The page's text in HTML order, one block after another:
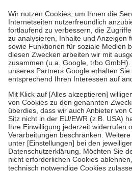
höchstens zehn Euro.
Es sind jedoch
Kosten der Leistung zu entrichten.
Diese Regeln gelten grundsätzlich
Bei Heilmitteln und häuslicher
Zuzahlung zehn Prozent der Kosten
Verordnung.
Um das Engagement der Versicherten
stärken und die besondere Stellung
fallenkeine Zuzahlungenan bei:
• Kindern und Jugendlichen bis zum
mit Ausnahme der Fahrkosten
• Untersuchungen zur Vorsorge und
GKV getragen werden
• empfohlenen Schutzimpfungen
• Harn- und Blutteststreifen